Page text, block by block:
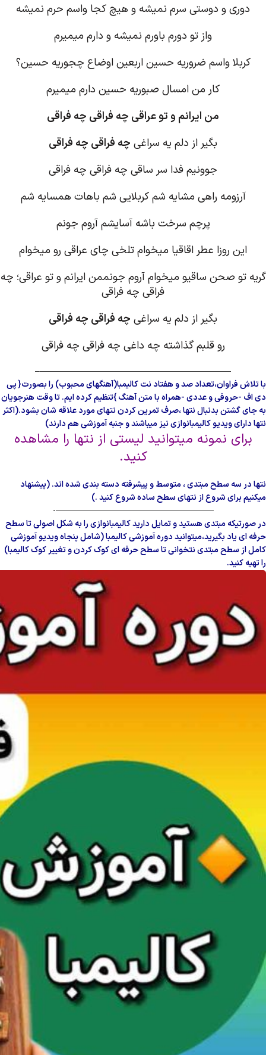
دوری و دوستی سرم نمیشه و هیچ کجا واسم حرم نمیشه
واز تو دورم باورم نمیشه و دارم میمیرم
کربلا واسم ضروریه حسین اربعین اوضاع چجوریه حسین؟
کار من امسال صبوریه حسین دارم میمیرم
من ایرانم و تو عراقی چه فراقی چه فراقی
بگیر از دلم یه سراغی چه فراقی چه فراقی
جوونیم فدا سر ساقی چه فراقی چه فراقی
آرزومه راهی مشایه شم کربلایی شم باهات همسایه شم
پرچم سرخت باشه آسایشم آروم جونم
این روزا عطر اقاقیا میخوام تلخی چای عراقی رو میخوام
گریه تو صحن ساقیو میخوام آروم جونممن ایرانم و تو عراقی؛ چه
فراقی چه فراقی
بگیر از دلم یه سراغی چه فراقی چه فراقی
رو قلبم گذاشته چه داغی چه فراقی چه فراقی
———————————————————————–
با تلاش فراوان،تعداد صد و هفتاد نت کالیمبا(آهنگهای محبوب) را بصورت{ پی
دی اف -حروفی و عددی -همراه با متن آهنگ }تنظیم کرده ایم. تا وقت هنرجویان
به جای گشتن بدنبال نتها ،صرف تمرین کردن نتهای مورد علاقه شان بشود.(اکثر
نتها دارای ویدیو کالیمبانوازی نیز میباشند و جنبه آموزشی هم دارند)
برای نمونه میتوانید لیستی از نتها را مشاهده
کنید.
نتها در سه سطح مبتدی ، متوسط و پیشرفته دسته بندی شده اند. (پیشنهاد
میکنیم برای شروع از نتهای سطح ساده شروع کنید .)
———————————————————-
در صورتیکه مبتدی هستید و تمایل دارید کالیمبانوازی را به شکل اصولی تا سطح
حرفه ای یاد بگیرید،میتوانید دوره آموزشی کالیمبا (شامل پنجاه ویدیو آموزشی
کامل از سطح مبتدی نتخوانی تا سطححرفه ای کوک کردن و تغییر کوک کالیمبا)
را تهیه کنید.